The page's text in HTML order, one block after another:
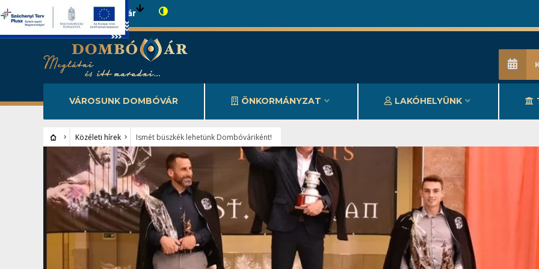
Városunk Dombóvár
VÁROSUNK DOMBÓVÁR ÖNKORMÁNYZAT LAKÓHELYÜNK
Közéleti hírek Ismét büszkék lehetünk Dombóváriként!